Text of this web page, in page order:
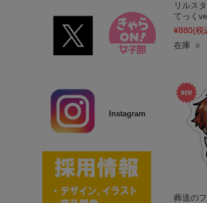
リルス
てっく
¥880(税
在庫 ○
葬送の
Instagram